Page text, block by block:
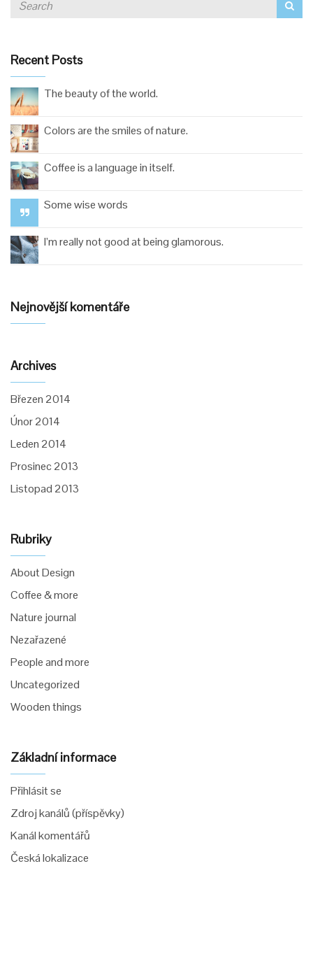
Recent Posts
The beauty of the world.
Colors are the smiles of nature.
Coffee is a language in itself.
Some wise words
I’m really not good at being glamorous.
Nejnovější komentáře
Archives
Březen 2014
Únor 2014
Leden 2014
Prosinec 2013
Listopad 2013
Rubriky
About Design
Coffee & more
Nature journal
Nezařazené
People and more
Uncategorized
Wooden things
Základní informace
Přihlásit se
Zdroj kanálů (příspěvky)
Kanál komentářů
Česká lokalizace